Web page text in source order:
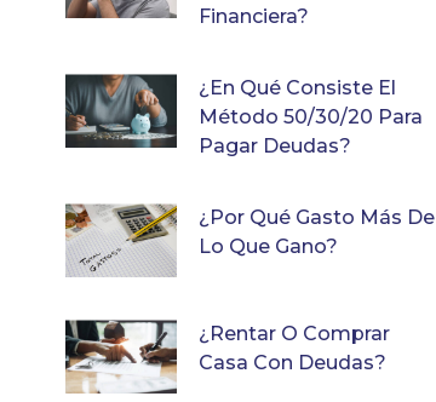
Financiera?
¿En Qué Consiste El
Método 50/30/20 Para
Pagar Deudas?
¿Por Qué Gasto Más De
Lo Que Gano?
¿Rentar O Comprar
Casa Con Deudas?